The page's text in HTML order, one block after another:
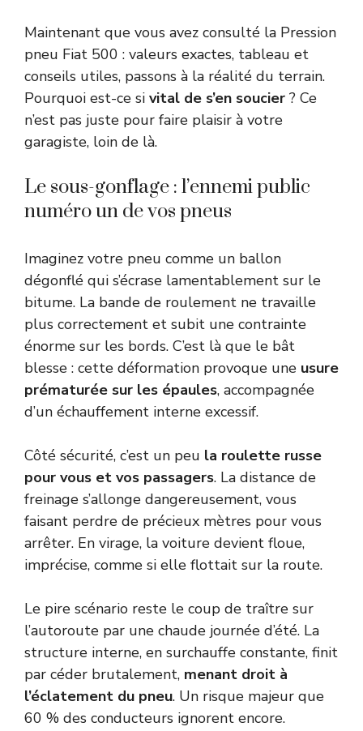
Maintenant que vous avez consulté la Pression
pneu Fiat 500 : valeurs exactes, tableau et
conseils utiles, passons à la réalité du terrain.
Pourquoi est-ce si vital de s’en soucier ? Ce
n’est pas juste pour faire plaisir à votre
garagiste, loin de là.
Le sous-gonflage : l’ennemi public
numéro un de vos pneus
Imaginez votre pneu comme un ballon
dégonflé qui s’écrase lamentablement sur le
bitume. La bande de roulement ne travaille
plus correctement et subit une contrainte
énorme sur les bords. C’est là que le bât
blesse : cette déformation provoque une usure
prématurée sur les épaules, accompagnée
d’un échauffement interne excessif.
Côté sécurité, c’est un peu la roulette russe
pour vous et vos passagers. La distance de
freinage s’allonge dangereusement, vous
faisant perdre de précieux mètres pour vous
arrêter. En virage, la voiture devient floue,
imprécise, comme si elle flottait sur la route.
Le pire scénario reste le coup de traître sur
l’autoroute par une chaude journée d’été. La
structure interne, en surchauffe constante, finit
par céder brutalement, menant droit à
l’éclatement du pneu. Un risque majeur que
60 % des conducteurs ignorent encore.